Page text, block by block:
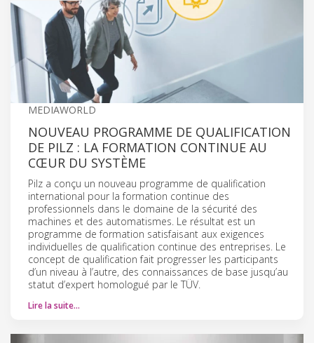
MEDIAWORLD
NOUVEAU PROGRAMME DE QUALIFICATION
DE PILZ : LA FORMATION CONTINUE AU
CŒUR DU SYSTÈME
Pilz a conçu un nouveau programme de qualification
international pour la formation continue des
professionnels dans le domaine de la sécurité des
machines et des automatismes. Le résultat est un
programme de formation satisfaisant aux exigences
individuelles de qualification continue des entreprises. Le
concept de qualification fait progresser les participants
d’un niveau à l’autre, des connaissances de base jusqu’au
statut d’expert homologué par le TÜV.
Lire la suite…